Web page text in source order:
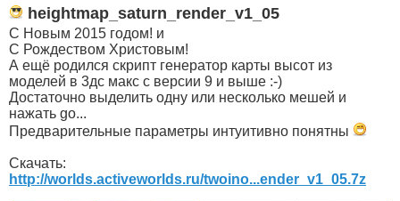
heightmap_saturn_render_v1_05
С Новым 2015 годом! и
С Рождеством Христовым!
А ещё родился скрипт генератор карты высот из
моделей в 3дс макс с версии 9 и выше :-)
Достаточно выделить одну или несколько мешей и
нажать go...
Предварительные параметры интуитивно понятны
Скачать:
http://worlds.activeworlds.ru/twoino...ender_v1_05.7z